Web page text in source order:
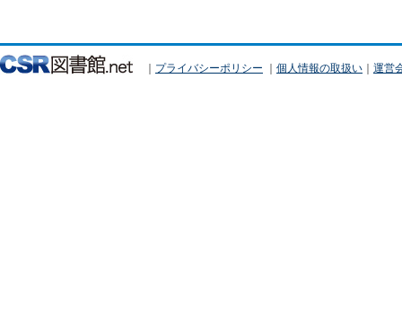
｜ プライバシーポリシー ｜ 個人情報の取扱い ｜ 運営